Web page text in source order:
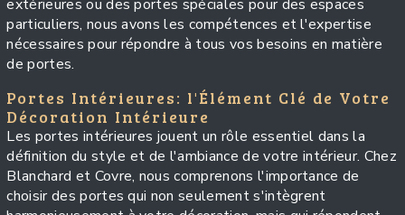
extérieures ou des portes spéciales pour des espaces
particuliers, nous avons les compétences et l'expertise
nécessaires pour répondre à tous vos besoins en matière
de portes.
Portes Intérieures: l'Élément Clé de Votre
Décoration Intérieure
Les portes intérieures jouent un rôle essentiel dans la
définition du style et de l'ambiance de votre intérieur. Chez
Blanchard et Covre, nous comprenons l'importance de
choisir des portes qui non seulement s'intègrent